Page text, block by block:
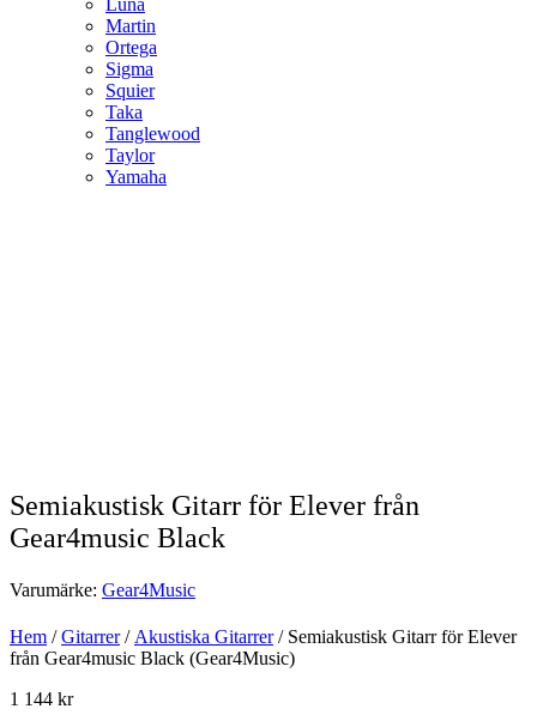
Luna
Martin
Ortega
Sigma
Squier
Taka
Tanglewood
Taylor
Yamaha
Semiakustisk Gitarr för Elever från
Gear4music Black
Varumärke: Gear4Music
Hem /Gitarrer/Akustiska Gitarrer/ Semiakustisk Gitarr för Elever
från Gear4music Black (Gear4Music)
1 144 kr